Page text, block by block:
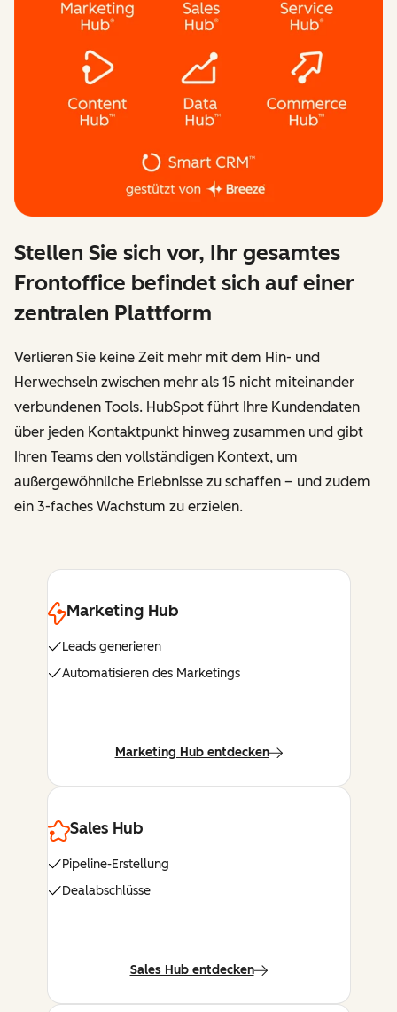
Stellen Sie sich vor, Ihr gesamtes
Frontoffice befindet sich auf einer
zentralen Plattform
Verlieren Sie keine Zeit mehr mit dem Hin- und
Herwechseln zwischen mehr als 15 nicht miteinander
verbundenen Tools. HubSpot führt Ihre Kundendaten
über jeden Kontaktpunkt hinweg zusammen und gibt
Ihren Teams den vollständigen Kontext, um
außergewöhnliche Erlebnisse zu schaffen – und zudem
ein 3-faches Wachstum zu erzielen.
Marketing Hub
Leads generieren
Automatisieren des Marketings
Marketing Hub entdecken
Sales Hub
Pipeline-Erstellung
Dealabschlüsse
Sales Hub entdecken